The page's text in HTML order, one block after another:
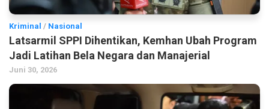
Kriminal / Nasional
Latsarmil SPPI Dihentikan, Kemhan Ubah Program
Jadi Latihan Bela Negara dan Manajerial
Juni 30, 2026